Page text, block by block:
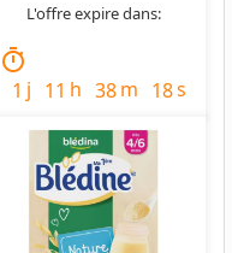
L'offre expire dans:
timer
1 j 11 h 38m 16s